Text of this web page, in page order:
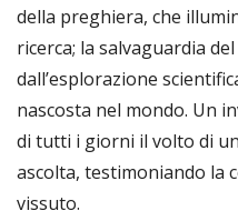
della preghiera, che
ricerca; la salvaguardia
dall’esplorazione
nascosta nel mondo. Un
di tutti i giorni il volto di
ascolta, testimoniando la
vissuto.